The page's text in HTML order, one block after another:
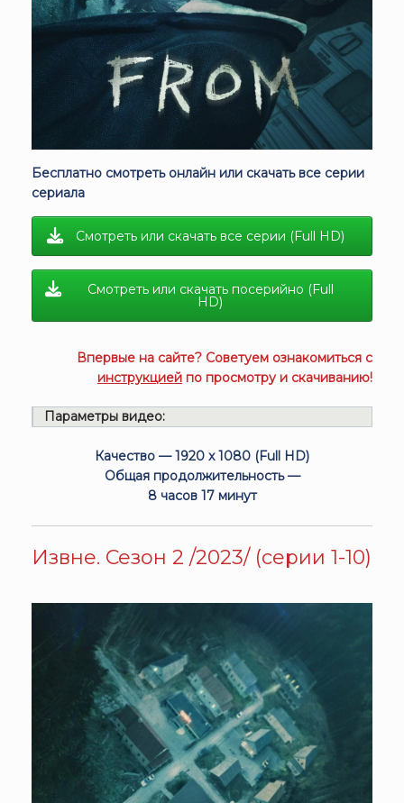
Бесплатно смотреть онлайн или скачать все серии
сериала
Смотреть или скачать все серии (Full HD)
Смотреть или скачать посерийно (Full
HD)
Впервые на сайте? Советуем ознакомиться с
инструкцией по просмотру и скачиванию!
Параметры видео:
Качество — 1920 x 1080 (Full HD)
Общая продолжительность —
8 часов 17 минут
Извне. Сезон 2 /2023/ (серии 1-10)